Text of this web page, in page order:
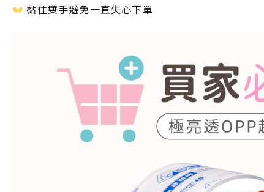
黏住雙手避免一直失心下單